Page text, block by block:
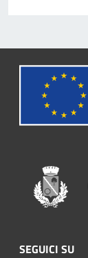
SEGUICI SU